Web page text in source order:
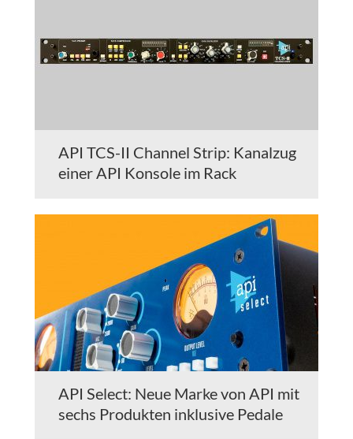
API TCS-II Channel Strip: Kanalzug
einer API Konsole im Rack
API Select: Neue Marke von API mit
sechs Produkten inklusive Pedale